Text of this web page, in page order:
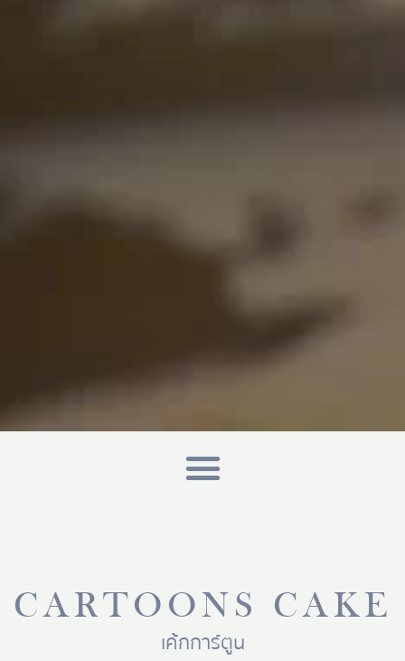
CARTOONS CAKE
เค้กการ์ตูน